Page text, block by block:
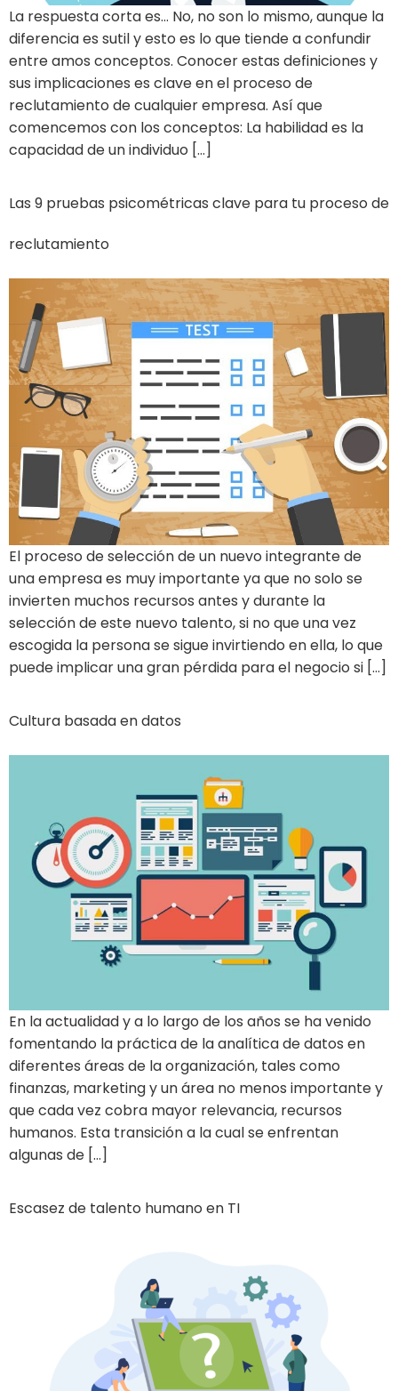
La respuesta corta es… No, no son lo mismo, aunque la
diferencia es sutil y esto es lo que tiende a confundir
entre amos conceptos. Conocer estas definiciones y
sus implicaciones es clave en el proceso de
reclutamiento de cualquier empresa. Así que
comencemos con los conceptos: La habilidad es la
capacidad de un individuo […]
Las 9 pruebas psicométricas clave para tu proceso de
reclutamiento
El proceso de selección de un nuevo integrante de
una empresa es muy importante ya que no solo se
invierten muchos recursos antes y durante la
selección de este nuevo talento, si no que una vez
escogida la persona se sigue invirtiendo en ella, lo que
puede implicar una gran pérdida para el negocio si […]
Cultura basada en datos
En la actualidad y a lo largo de los años se ha venido
fomentando la práctica de la analítica de datos en
diferentes áreas de la organización, tales como
finanzas, marketing y un área no menos importante y
que cada vez cobra mayor relevancia, recursos
humanos. Esta transición a la cual se enfrentan
algunas de […]
Escasez de talento humano en TI